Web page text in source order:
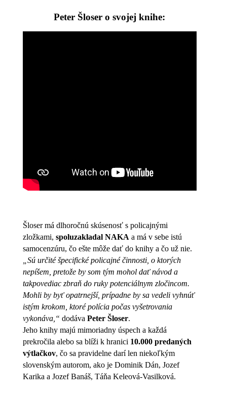
Peter Šloser o svojej knihe:
Šloser má dlhoročnú skúsenosť s policajnými
zložkami, spoluzakladal NAKA a má v sebe istú
samocenzúru, čo ešte môže dať do knihy a čo už nie.
„Sú určité špecifické policajné činnosti, o ktorých
nepíšem, pretože by som tým mohol dať návod a
takpovediac zbraň do ruky potenciálnym zločincom.
Mohli by byť opatrnejší, prípadne by sa vedeli vyhnúť
istým krokom, ktoré polícia počas vyšetrovania
vykonáva,“ dodáva Peter Šloser.
Jeho knihy majú mimoriadny úspech a každá
prekročila alebo sa blíži k hranici 10.000 predaných
výtlačkov, čo sa pravidelne darí len niekoľkým
slovenským autorom, ako je Dominik Dán, Jozef
Karika a Jozef Banáš, Táňa Keleová-Vasilková.